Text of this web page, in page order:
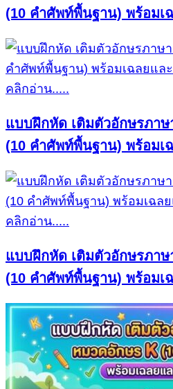
(10 คำศัพท์พื้นฐาน) พร้อมเ
คลิกอ่าน.....
แบบฝึกหัด เติมตัวอักษรภา
(10 คำศัพท์พื้นฐาน) พร้อมเ
คลิกอ่าน.....
แบบฝึกหัด เติมตัวอักษรภา
(10 คำศัพท์พื้นฐาน) พร้อมเ